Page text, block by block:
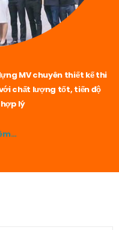
MV chuyên thiết kế thi
chất lượng tốt, tiến độ
lý